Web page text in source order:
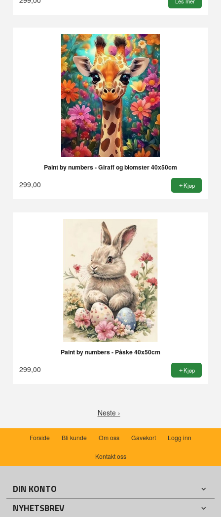
Paint by numbers - Giraff og blomster 40x50cm
299,00 Kjøp
Paint by numbers - Påske 40x50cm
299,00 Kjøp
Neste ›
Forside Bli kunde Om oss Gavekort Logg inn
Kontakt oss
DIN KONTO
NYHETSBREV